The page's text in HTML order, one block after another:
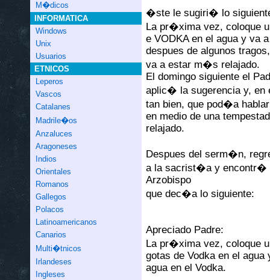
M�dicos
INFORMATICA
Windows
Unix
Usuarios
ETNICOS
Leperos
Vascos
Catalanes
Madrile�os
Anzaluces
Aragoneses
Indios
Orientales
Romanos
Gallegos
Polacos
Latinoamericanos
Canarios
Multi�tnicos
Irlandeses
Ingleses
�ste le sugiri� lo
La pr�xima vez, coloque
e VODKA en el agua y va
despues de algunos tragos,
va a estar m�s relajado.
El domingo siguiente el
aplic� la sugerencia y,
tan bien, que pod�a
en medio de una
relajado.
Despues del serm�n,
a la sacrist�a y encontr�
Arzobispo
que dec�a lo siguiente:
Apreciado Padre:
La pr�xima vez, coloque
gotas de Vodka en el agua
agua en el Vodka.